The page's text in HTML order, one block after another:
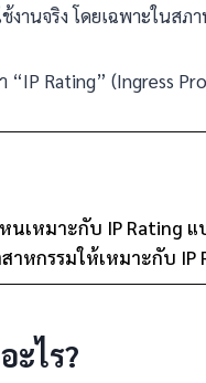
านจริง โดยเฉพาะในส
Rating” (Ingress
นเหมาะกับ IP Rating
าหกรรมให้เหมาะกับ IP
ะไร?